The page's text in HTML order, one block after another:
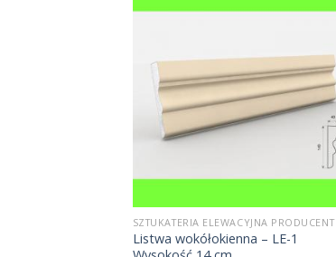
SZTUKATERIA ELEWACYJNA PRODUCENT
Listwa wokółokienna – LE-1